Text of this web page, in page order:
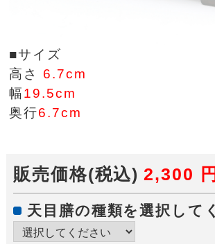
■サイズ
高さ 6.7cm
幅19.5cm
奥行6.7cm
販売価格(税込) 2,300 円
天目膳の種類を選択して